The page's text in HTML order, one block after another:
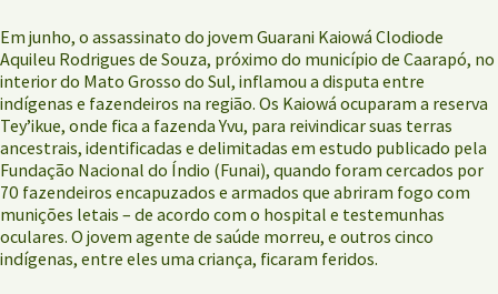
Em junho, o assassinato do jovem Guarani Kaiowá Clodiode
Aquileu Rodrigues de Souza, próximo do município de Caarapó, no
interior do Mato Grosso do Sul, inflamou a disputa entre
indígenas e fazendeiros na região. Os Kaiowá ocuparam a reserva
Tey’ikue, onde fica a fazenda Yvu, para reivindicar suas terras
ancestrais, identificadas e delimitadas em estudo publicado pela
Fundação Nacional do Índio (Funai), quando foram cercados por
70 fazendeiros encapuzados e armados que abriram fogo com
munições letais – de acordo com o hospital e testemunhas
oculares. O jovem agente de saúde morreu, e outros cinco
indígenas, entre eles uma criança, ficaram feridos.